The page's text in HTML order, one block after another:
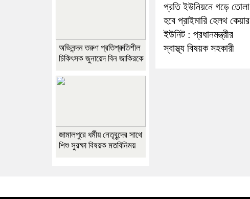
প্রতি ইউনিয়নে গড়ে তোলা
হবে প্রাইমারি হেলথ কেয়ার
ইউনিট : প্রধানমন্ত্রীর
স্বাস্থ্য বিষয়ক সহকারী
অভিনন্দন তরুণ প্রতিশ্রুতিশীল
চিকিৎসক জুনায়েদ বিন জাকিরকে
জামালপুরে ধর্মীয় নেতৃবৃন্দের সাথে
শিশু সুরক্ষা বিষয়ক মতবিনিময়